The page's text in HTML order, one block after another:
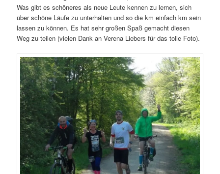
Was gibt es schöneres als neue Leute kennen zu lernen, sich
über schöne Läufe zu unterhalten und so die km einfach km sein
lassen zu können. Es hat sehr großen Spaß gemacht diesen
Weg zu teilen (vielen Dank an Verena Liebers für das tolle Foto).